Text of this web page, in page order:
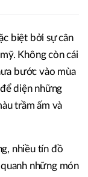
biệt bởi sự cân
Không còn cái
bước vào mùa
diện những
trầm ấm và
nhiều tín đồ
những món